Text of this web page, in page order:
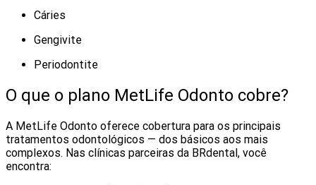
Cáries
Gengivite
Periodontite
O que o plano MetLife Odonto cobre?
A MetLife Odonto oferece cobertura para os principais
tratamentos odontológicos — dos básicos aos mais
complexos. Nas clínicas parceiras da BRdental, você
encontra: